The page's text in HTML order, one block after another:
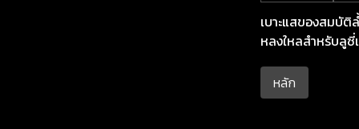
เบาะแสของสมบั
หลงใหลสำหรับลู
หลัก